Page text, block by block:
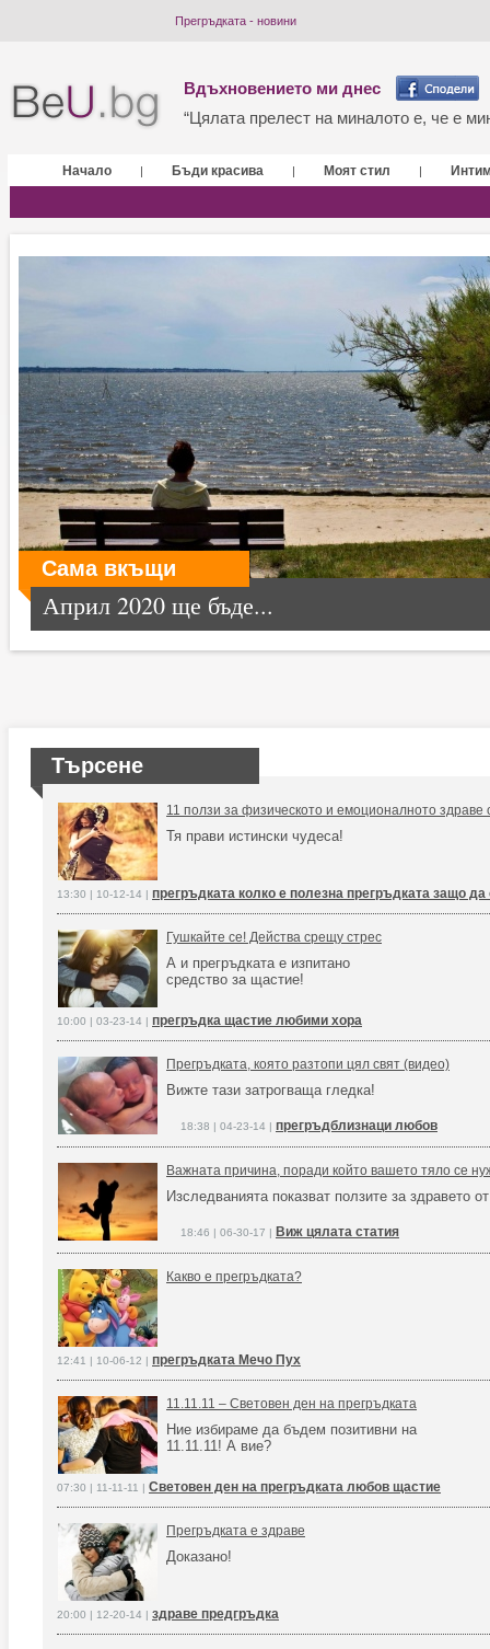
Прегръдката - новини
Вдъхновението ми днес
“Цялата прелест на миналото е, че е
Начало | Бъди красива | Моят стил |
Сама вкъщи
Април 2020 ще бъде...
Търсене
11 ползи за физическото и емоционалното здраве
Тя прави истински чудеса!
13:30 | 10-12-14 | прегръдката колко е полезна прегръдката защо
Гушкайте се! Действа срещу стрес
А и прегръдката е изпитано
средство за щастие!
10:00 | 03-23-14 | прегръдка щастие любими хора
Прегръдката, която разтопи цял свят (видео)
Вижте тази затрогваща гледка!
18:38 | 04-23-14 | прегръдблизнаци любов
Важната причина, поради който вашето тяло се
Изследванията показват ползите за здравето
18:46 | 06-30-17 | Виж цялата статия
Какво е прегръдката?
12:41 | 10-06-12 | прегръдката Мечо Пух
11.11.11 – Световен ден на прегръдката
Ние избираме да бъдем позитивни на
11.11.11! А вие?
07:30 | 11-11-11 | Световен ден на прегръдката любов щастие
Прегръдката е здраве
Доказано!
20:00 | 12-20-14 | здраве предгръдка